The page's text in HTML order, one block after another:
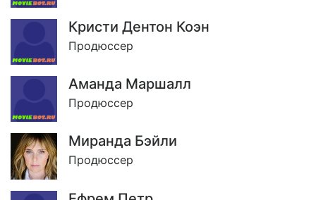
Кристи Дентон Коэн
Продюссер
Аманда Маршалл
Продюссер
Миранда Бэйли
Продюссер